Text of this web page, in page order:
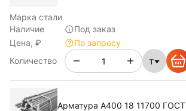
Марка стали
Наличие
Под заказ
Цена, ₽
По запросу
Количество
т
Арматура А400 18 11700 ГОСТ